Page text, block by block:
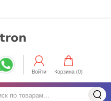
Войти Корзина (0)